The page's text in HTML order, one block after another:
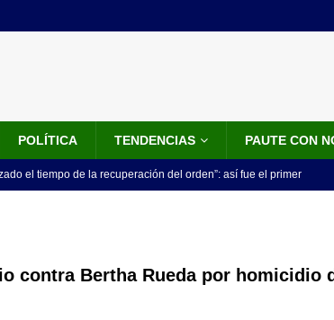
POLÍTICA TENDENCIAS PAUTE CON
el tiempo de la recuperación del orden”: así fue el primer
contra Bertha Rueda por homicidio